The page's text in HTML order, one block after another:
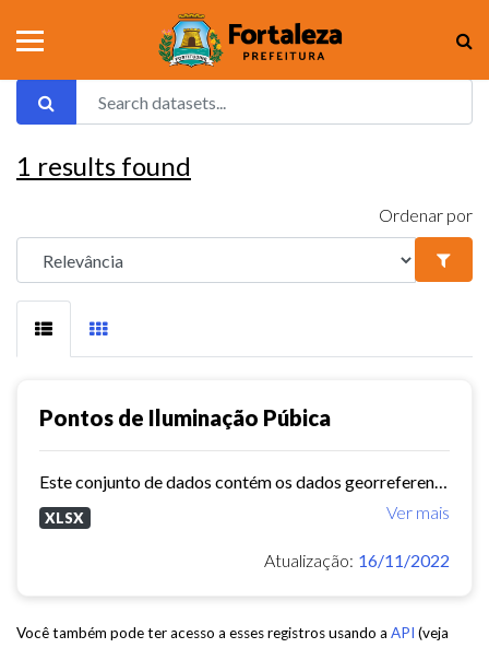
1 results found
Ordenar por
Pontos de Iluminação Púbica
Ver mais
XLSX
Atualização: 16/11/2022
Você também pode ter acesso a esses registros usando a API (veja